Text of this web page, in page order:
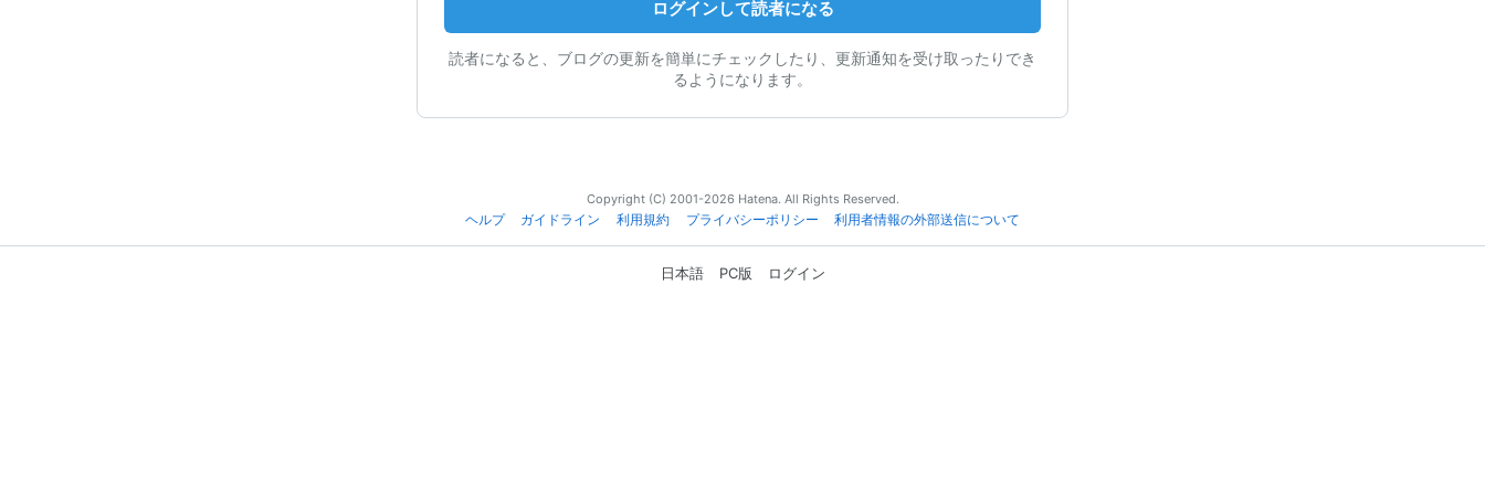
ログインして読者になる
読者になると、ブログの更新を簡単にチェックしたり、更新通知を受け取ったりでき
るようになります。
Copyright (C) 2001-2026 Hatena. All Rights Reserved.
ヘルプ
ガイドライン 利用規約 プライバシーポリシー 利用者情報の外部送信について
日本語 PC版 ログイン